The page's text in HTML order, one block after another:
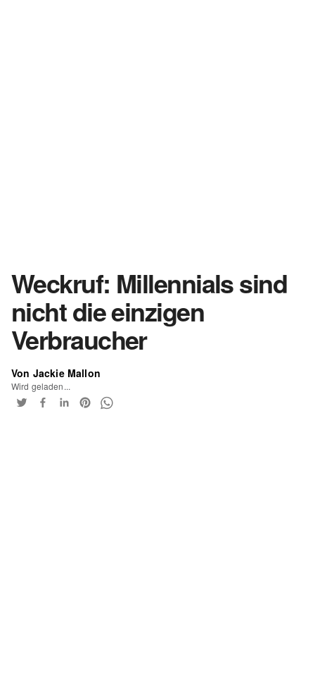
Weckruf: Millennials sind
nicht die einzigen
Verbraucher
Von Jackie Mallon
Wird geladen...